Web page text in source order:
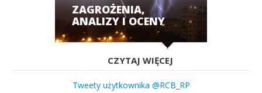
ZAGROŻENIA,
ANALIZY I OCENY
CZYTAJ WIĘCEJ
Tweety użytkownika @RCB_RP